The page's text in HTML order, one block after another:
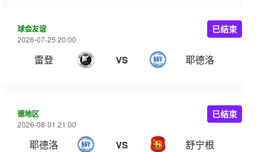
球会友谊
2026-07-25 20:00
雷登 VS 耶德洛
已结束
德地区
2026-08-01 21:00
耶德洛 VS 舒宁根
已结束